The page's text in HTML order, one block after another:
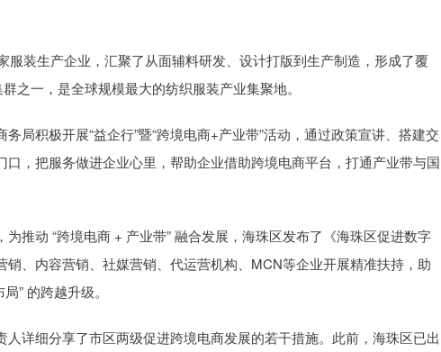
服装生产企业，汇聚了从面辅料研发、设计打版到生产制造，形成了覆
之一，是全球规模最大的纺织服装产业集聚地。
局积极开展“益企行”暨“跨境电商+产业带”活动，通过政策宣讲、搭建交
，把服务做进企业心里，帮助企业借助跨境电商平台，打通产业带与国
推动 “跨境电商 + 产业带” 融合发展，海珠区发布了《海珠区促进数字
、内容营销、社媒营销、代运营机构、MCN等企业开展精准扶持，助
” 的跨越升级。
详细分享了市区两级促进跨境电商发展的若干措施。此前，海珠区已出